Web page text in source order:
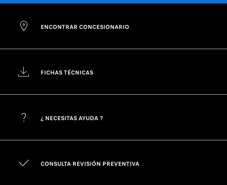
ENCONTRAR CONCESIONARIO
FICHAS TÉCNICAS
¿ NECESITAS AYUDA ?
CONSULTA REVISIÓN PREVENTIVA